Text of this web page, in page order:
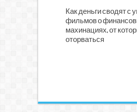
Как деньги сводят с
фильмов о
махинациях, от
оторваться